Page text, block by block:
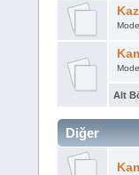
Alt
Diğer